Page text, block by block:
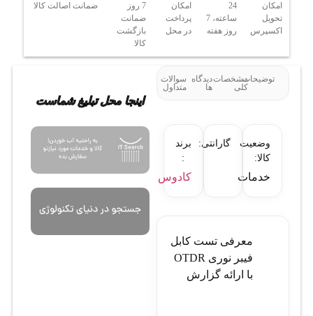
امکان
تحویل
اکسپرس
24
ساعته، 7
روز هفته
امکان
پرداخت
در محل
7 روز
ضمانت
بازگشت
کالا
ضمانت اصالت کالا
توضیحاتمشخصات
کلی
دیدگاه
ها
سوالات
متداول
وضعیت
کالا:
خدمات
گارانتی:
برند
:
کادوس
معرفی تست کابل
فیبر نوری OTDR
با ارائه گزارش
اینجا محل تبلیغ شماست